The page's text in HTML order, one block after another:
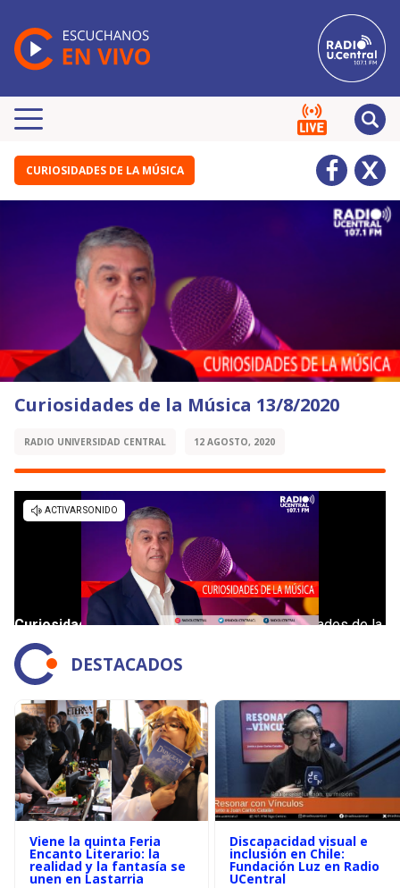
CURIOSIDADES DE LA MÚSICA
Curiosidades de la Música 13/8/2020
RADIO UNIVERSIDAD CENTRAL 12 AGOSTO, 2020
DESTACADOS
Viene la quinta Feria
Encanto Literario: la
realidad y la fantasía se
unen en Lastarria
Discapacidad visual e
inclusión en Chile:
Fundación Luz en Radio
UCentral